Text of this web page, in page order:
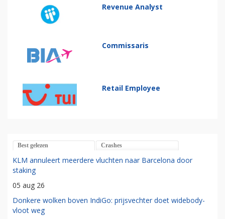
Revenue Analyst
Commissaris
Retail Employee
Best gelezen Crashes
KLM annuleert meerdere vluchten naar Barcelona door
staking
05 aug 26
Donkere wolken boven IndiGo: prijsvechter doet widebody-
vloot weg